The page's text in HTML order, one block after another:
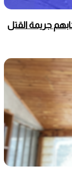
جريمة القتل